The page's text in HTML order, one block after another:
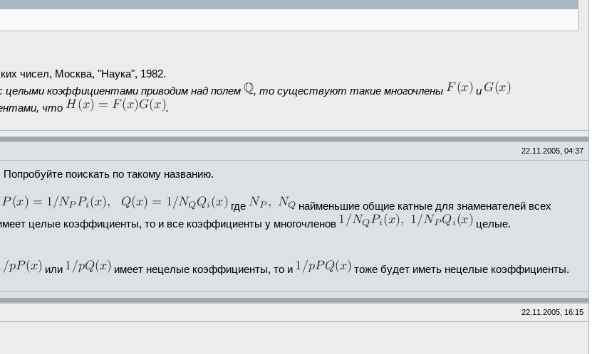
чисел, Москва, "Наука", 1982.
целыми коэффициентами приводим над полем , то существуют такие многочлены
и
что
.
22.11.2005, 04:37
поискать по такому названию.
где
найменьшие общие катные для знаменателей всех
целые коэффициенты, то и все коэффициенты у многочленов целые.
или имеет нецелые коэффициенты, то и тоже будет иметь нецелые коэффициенты.
22.11.2005, 16:15